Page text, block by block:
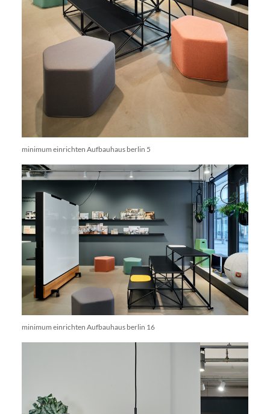
minimum einrichten Aufbauhaus berlin 5
minimum einrichten Aufbauhaus berlin 16